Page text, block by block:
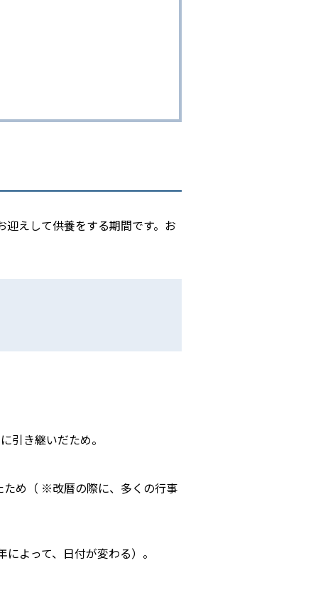
えして供養をする期間です。お
引き継いだため。
ため（ ※改暦の際に、多くの行事
よって、日付が変わる）。